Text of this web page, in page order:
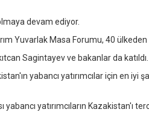
devam ediyor.
Yuvarlak Masa Forumu, 40 ülkeden
Sagintayev ve bakanlar da katıldı.
yabancı yatırımcılar için en iyi
yatırımcıların Kazakistan'ı